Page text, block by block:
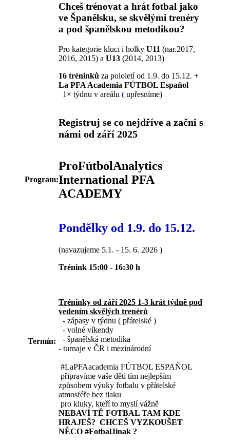
Chceš trénovat a hrát fotbal jako
ve Španělsku, se skvělými trenéry
a pod španělskou metodikou?
Pro kategorie kluci i holky U11 (nar.2017,
2016, 2015) a U13 (2014, 2013)
16 tréninků za pololetí od 1.9. do 15.12. +
La PFA Academia FÚTBOL Español
1× týdnu v areálu ( upřesníme)
Registruj se co nejdříve a začni s
námi od září 2025
Program:
ProFútbolAnalytics
International PFA
ACADEMY
Termín:
Pondělky od 1.9. do 15.12.
(navazujeme 5.1. - 15. 6. 2026 )
Trénink 15:00 - 16:30 h
Tréninky od září 2025 1-3 krát týdně pod
vedením skvělých trenérů
- zápasy v týdnu ( přátelské )
- volné víkendy
- španělská metodika
- turnaje v ČR i mezinárodní
#LaPFAacademia FÚTBOL ESPAÑOL
připravíme vaše děti tím nejlepším
způsobem výuky fotbalu v přátelské
atmosféře bez tlaku
pro kluky, kteří to myslí vážně
NEBAVÍ TĚ FOTBAL TAM KDE
HRAJEŠ? CHCEŠ VYZKOUŠET
NĚCO #FotbalJinak ?